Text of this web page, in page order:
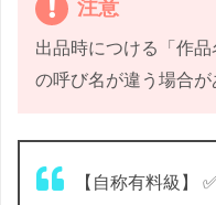
注意
出品時につける「作
の呼び名が違う場合が
【自称有料級】